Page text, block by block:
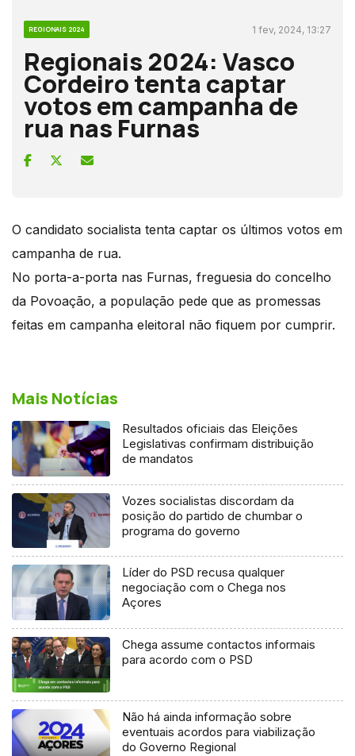
REGIONAIS 2024 1 fev, 2024, 13:27
Regionais 2024: Vasco
Cordeiro tenta captar
votos em campanha de
rua nas Furnas
O candidato socialista tenta captar os últimos votos em
campanha de rua.
No porta-a-porta nas Furnas, freguesia do concelho
da Povoação, a população pede que as promessas
feitas em campanha eleitoral não fiquem por cumprir.
Mais Notícias
Resultados oficiais das Eleições
Legislativas confirmam distribuição
de mandatos
Vozes socialistas discordam da
posição do partido de chumbar o
programa do governo
Líder do PSD recusa qualquer
negociação com o Chega nos
Açores
Chega assume contactos informais
para acordo com o PSD
Não há ainda informação sobre
eventuais acordos para viabilização
do Governo Regional